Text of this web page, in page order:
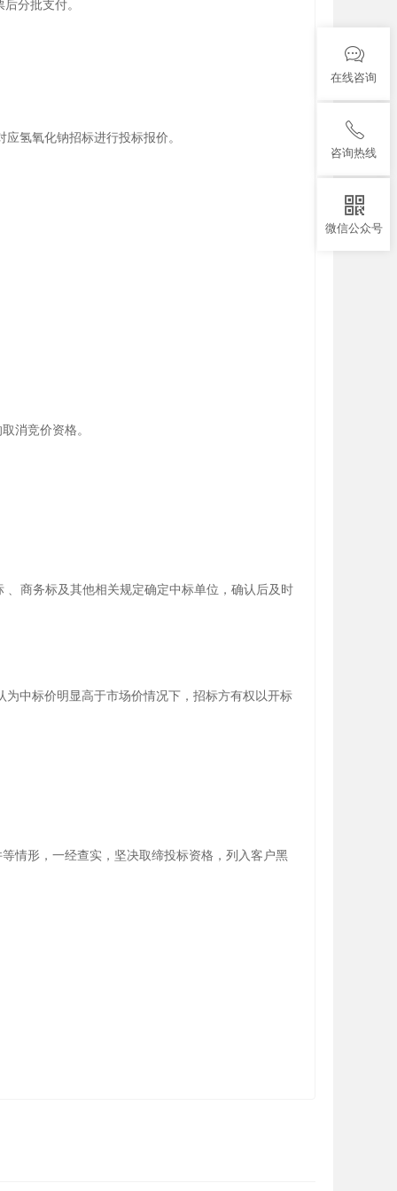
分批支付。
应氢氧化钠招标进行投标报价。
消竞价资格。
商务标及其他相关规定确定中标单位，确认后及时
中标价明显高于市场价情况下，招标方有权以开标
情形，一经查实，坚决取缔投标资格，列入客户黑
在线咨询
咨询热线
微信公众号